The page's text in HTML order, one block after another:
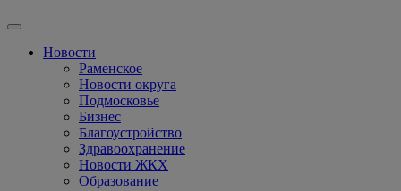
Новости
Раменское
Новости округа
Подмосковье
Бизнес
Благоустройство
Здравоохранение
Новости ЖКХ
Образование